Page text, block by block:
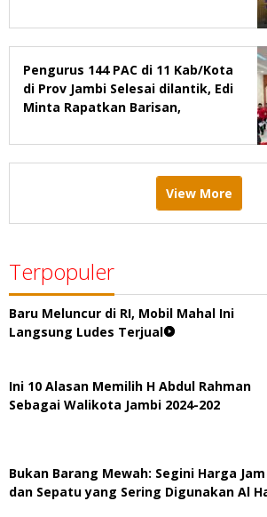
Pengurus 144 PAC di 11 Kab/Kota
di Prov Jambi Selesai dilantik, Edi
Minta Rapatkan Barisan,
View More
Terpopuler
Baru Meluncur di RI, Mobil Mahal Ini
Langsung Ludes Terjual
Ini 10 Alasan Memilih H Abdul Rahman
Sebagai Walikota Jambi 2024-202
Bukan Barang Mewah: Segini Harga Jam
dan Sepatu yang Sering Digunakan Al